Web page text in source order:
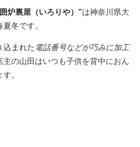
炉裏屋（いろりや）”は神奈川県大
冬です。
込まれた 電話番号などが巧みに加工
の山田はいつも子供を背中におん
。